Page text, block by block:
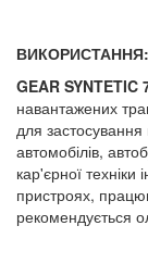
ВИКОРИСТАННЯ:
GEAR SYNTETIC
навантажених
для
автомобілів,
кар'єрної
пристроях,
рекомендується